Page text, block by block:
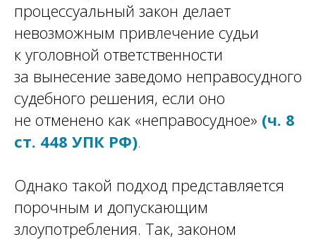
процессуальный закон делает
невозможным привлечение судьи
к уголовной ответственности
за вынесение заведомо неправосудного
судебного решения, если оно
не отменено как «неправосудное» (ч. 8
ст. 448 УПК РФ).
Однако такой подход представляется
порочным и допускающим
злоупотребления. Так, законом